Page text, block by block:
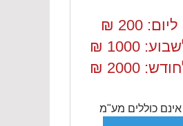
200
₪
1000
₪
2000
₪
כוללים מע"מ